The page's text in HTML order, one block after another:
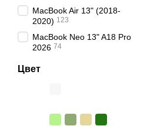
MacBook Air 13" (2018-
2020) 123
MacBook Neo 13" A18 Pro
2026 74
Цвет